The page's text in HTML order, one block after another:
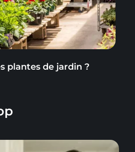
plantes de jardin ?